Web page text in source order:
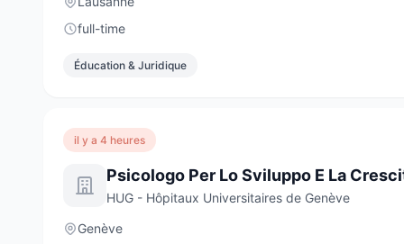
full-time
Éducation & Juridique
il y a 4 heures
Psicologo Per Lo Sviluppo E La
HUG - Hôpitaux Universitaires de Genève
Genève